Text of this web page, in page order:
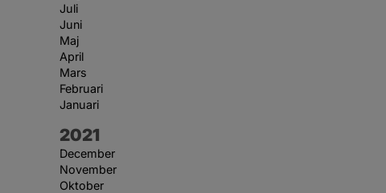
Juli
Juni
Maj
April
Mars
Februari
Januari
År:
2021
December
November
Oktober